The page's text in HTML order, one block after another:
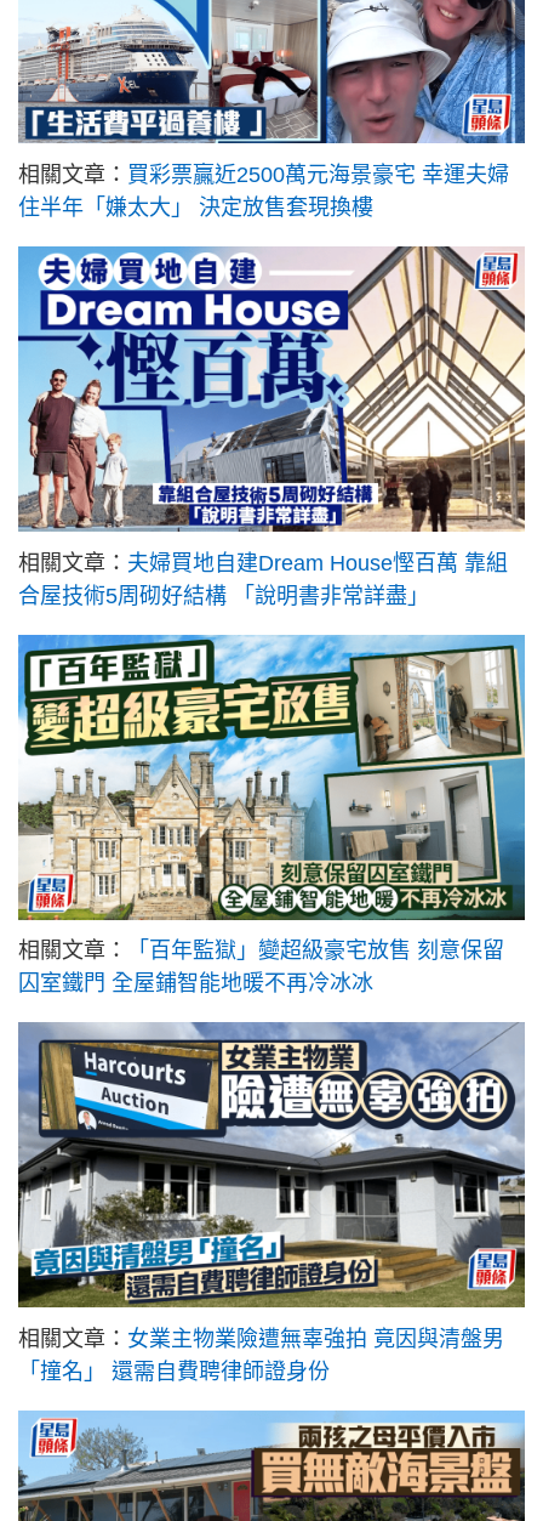
相關文章： 買彩票贏近2500萬元海景豪宅 幸運夫婦
住半年「嫌太大」 決定放售套現換樓
相關文章： 夫婦買地自建Dream House慳百萬 靠組
合屋技術5周砌好結構 「說明書非常詳盡」
相關文章：
「百年監獄」變超級豪宅放售 刻意保留
囚室鐵門 全屋鋪智能地暖不再冷冰冰
相關文章： 女業主物業險遭無辜強拍 竟因與清盤男
「撞名」 還需自費聘律師證身份